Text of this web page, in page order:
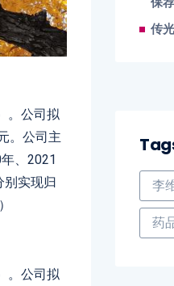
。公司拟
。公司主
、2021
别实现归
。公司拟
保
传
李
药